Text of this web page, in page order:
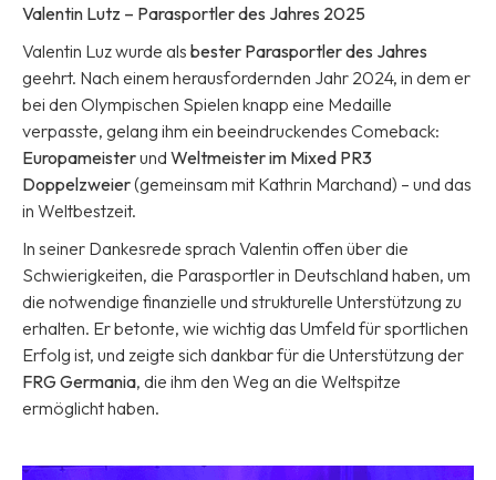
Valentin Lutz – Parasportler des Jahres 2025
Valentin Luz wurde als bester Parasportler des Jahres
geehrt. Nach einem herausfordernden Jahr 2024, in dem er
bei den Olympischen Spielen knapp eine Medaille
verpasste, gelang ihm ein beeindruckendes Comeback:
Europameisterund Weltmeister im Mixed PR3
Doppelzweier(gemeinsam mit Kathrin Marchand) – und das
in Weltbestzeit.
In seiner Dankesrede sprach Valentin offen über die
Schwierigkeiten, die Parasportler in Deutschland haben, um
die notwendige finanzielle und strukturelle Unterstützung zu
erhalten. Er betonte, wie wichtig das Umfeld für sportlichen
Erfolg ist, und zeigte sich dankbar für die Unterstützung der
FRG Germania, die ihm den Weg an die Weltspitze
ermöglicht haben.